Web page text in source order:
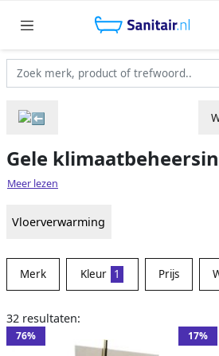
Gele
Meer lezen
Vloerverwarming
Merk Kleur 1 Prijs
32 resultaten:
76% 17%